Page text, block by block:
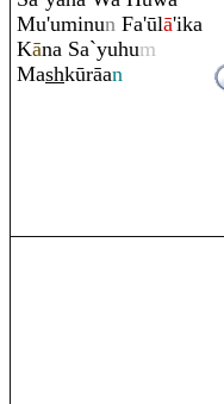
Mu'uminun Fa'ūlā'ika
Kāna Sa`yuhum
Mashkūrāan